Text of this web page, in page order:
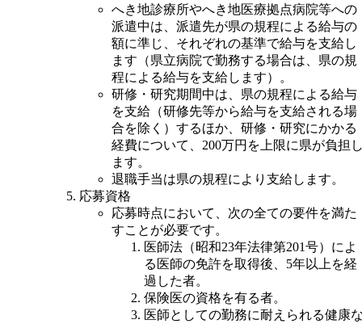
へき地診療所やへき地医療拠点病院等への
派遣中は、派遣先が県の規程による給与の
額に準じ、それぞれの基準で給与を支給し
ます（県立病院で勤務する場合は、県の規
程による給与を支給します）。
研修・研究期間中は、県の規程による給与
を支給（研修先等から給与を支給される場
合を除く）するほか、研修・研究にかかる
経費について、200万円を上限に県が負担
ます。
退職手当は県の規程により支給します。
応募資格
応募時点において、次の全ての要件を満た
すことが必要です。
医師法（昭和23年法律第201号）によ
る医師の免許を取得後、5年以上を経
過した者。
保険医の資格を有る者。
医師としての勤務に耐えられる健康